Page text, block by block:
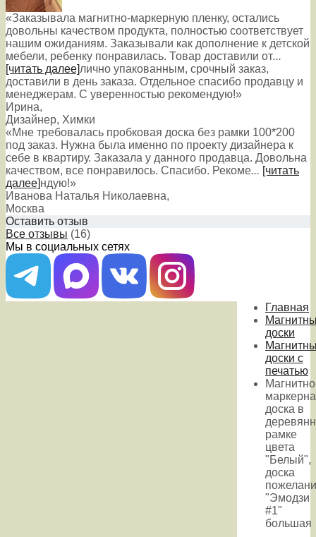
«Заказывала магнитно-маркерную пленку, остались
довольны качеством продукта, полностью соответствует
нашим ожиданиям. Заказывали как дополнение к детской
мебели, ребенку понравилась. Товар доставили от...
[читать далее]лично упакованным, срочный заказ,
доставили в день заказа. Отдельное спасибо продавцу и
менеджерам. С уверенностью рекомендую!»
Ирина,
Дизайнер, Химки
«Мне требовалась пробковая доска без рамки 100*200
под заказ. Нужна была именно по проекту дизайнера к
себе в квартиру. Заказала у данного продавца. Довольна
качеством, все понравилось. Спасибо. Рекоме... [читать
далее]ндую!»
Иванова Наталья Николаевна,
Москва
Оставить отзыв
Все отзывы (16)
Мы в социальных сетях
Главная
доски
доски с
печатью
доска в
рамке
цвета
"Белый",
доска
"Эмодзи
#1"
большая